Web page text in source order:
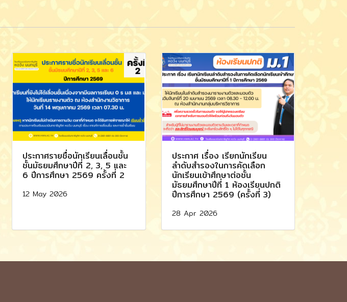
ประกาศรายชื่อนักเรียนเลื่อนชั้น
ชั้นมัธยมศึกษาปีที่ 2, 3, 5 และ
6 ปีการศึกษา 2569 ครั้งที่ 2
12 May 2026
ประกาศ เรื่อง เรียกนักเรียน
ลำดับสำรองในการคัดเลือก
นักเรียนเข้าศึกษาต่อชั้น
มัธยมศึกษาปีที่ 1 ห้องเรียนปกติ
ปีการศึกษา 2569 (ครั้งที่ 3)
28 Apr 2026